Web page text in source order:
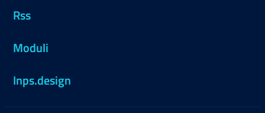
Rss
Moduli
Inps.design